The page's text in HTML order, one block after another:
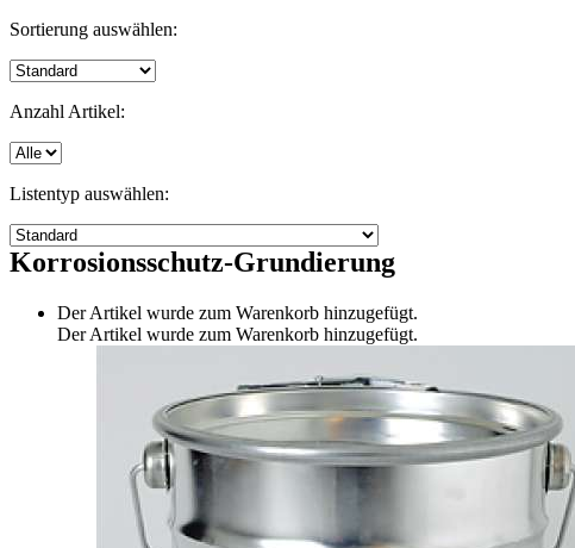
Sortierung auswählen:
Anzahl Artikel:
Listentyp auswählen:
Korrosionsschutz-Grundierung
Der Artikel wurde zum Warenkorb hinzugefügt.
Der Artikel wurde zum Warenkorb hinzugefügt.